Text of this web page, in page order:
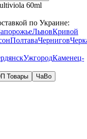
60ml
по Украине:
ЛьвовКривой
ПолтаваЧернигов
УжгородКаменец-
Товары
ЧаВо